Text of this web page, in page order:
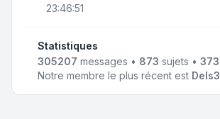
23:46:51
Statistiques
305207 messages • 873 sujets • 373
Notre membre le plus récent est Dels3